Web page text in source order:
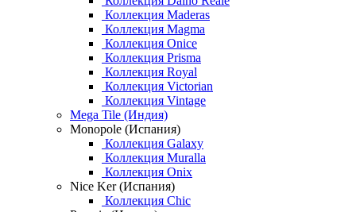
Коллекция Maderas
Коллекция Magma
Коллекция Onice
Коллекция Prisma
Коллекция Royal
Коллекция Victorian
Коллекция Vintage
Mega Tile (Индия)
Monopole (Испания)
Коллекция Galaxy
Коллекция Muralla
Коллекция Onix
Nice Ker (Испания)
Коллекция Chic